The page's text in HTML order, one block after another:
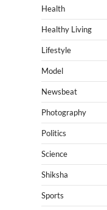
Health
Healthy Living
Lifestyle
Model
Newsbeat
Photography
Politics
Science
Shiksha
Sports